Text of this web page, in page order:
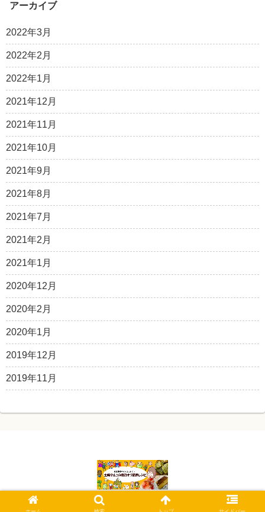
アーカイブ
2022年3月
2022年2月
2022年1月
2021年12月
2021年11月
2021年10月
2021年9月
2021年8月
2021年7月
2021年2月
2021年1月
2020年12月
2020年2月
2020年1月
2019年12月
2019年11月
© 2019 主婦マルコの糖質オフ簡単レシピ.